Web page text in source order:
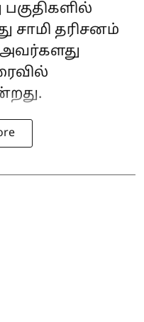
சாமி தரிசனம்